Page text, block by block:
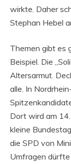
wirkte. Daher
Stephan Hebel
Themen gibt es
Beispiel. Die
Altersarmut.
alle. In
Dort wird am
kleine
die SPD von
Umfragen